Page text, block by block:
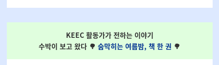
KEEC 활동가가 전하는 이야기
수박이 보고 왔다 🌳 숨막히는 여름밤, 책 한 권 🌳